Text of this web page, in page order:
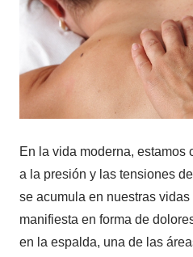
En la vida moderna, estamos
a la presión y las tensiones
se acumula en nuestras
manifiesta en forma de
en la espalda, una de las